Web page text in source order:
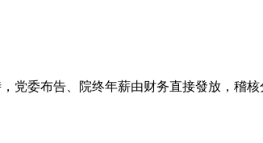
党委布告、院终年薪由财务直接發放，稽